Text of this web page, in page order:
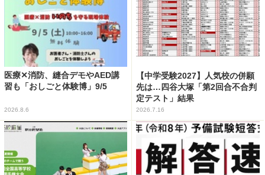
医療✕消防、縫合デモやAED講
習も「おしごと体験博」9/5
2026.8.6
【中学受験2027】人気校の併願
先は…四谷大塚「第2回合不合判
定テスト」結果
2026.7.16